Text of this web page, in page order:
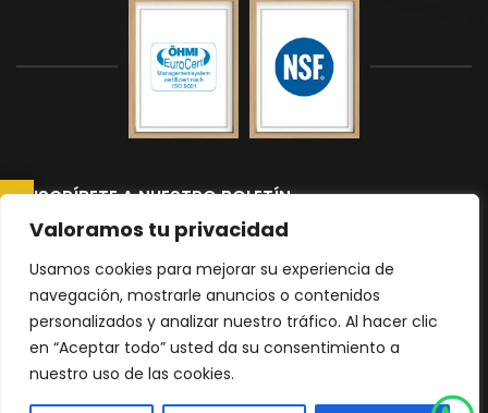
Valoramos tu privacidad
Usamos cookies para mejorar su experiencia de
navegación, mostrarle anuncios o contenidos
personalizados y analizar nuestro tráfico. Al hacer clic
en “Aceptar todo” usted da su consentimiento a
nuestro uso de las cookies.
SUSCRÍBETE A NUESTRO BOLETÍN
Suscríbete a nuestro boletín para recibir las últimas noticias y
Please
leave
this
Política de Privacidad